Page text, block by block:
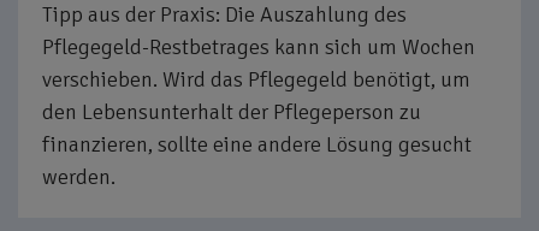
Tipp aus der Praxis: Die Auszahlung des
Pflegegeld-Restbetrages kann sich um Wochen
verschieben. Wird das Pflegegeld benötigt, um
den Lebensunterhalt der Pflegeperson zu
finanzieren, sollte eine andere Lösung gesucht
werden.